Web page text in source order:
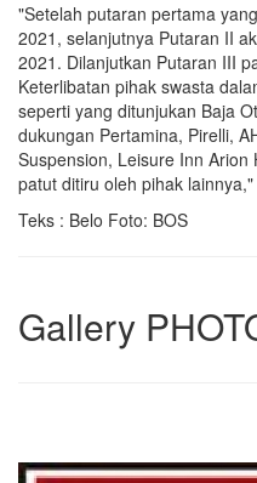
"Setelah putaran pertama
2021, selanjutnya Putaran II
2021. Dilanjutkan Putaran III
Keterlibatan pihak swasta
seperti yang ditunjukan Baja
dukungan Pertamina, Pirelli,
Suspension, Leisure Inn
patut ditiru oleh pihak
Teks : Belo Foto: BOS
Gallery